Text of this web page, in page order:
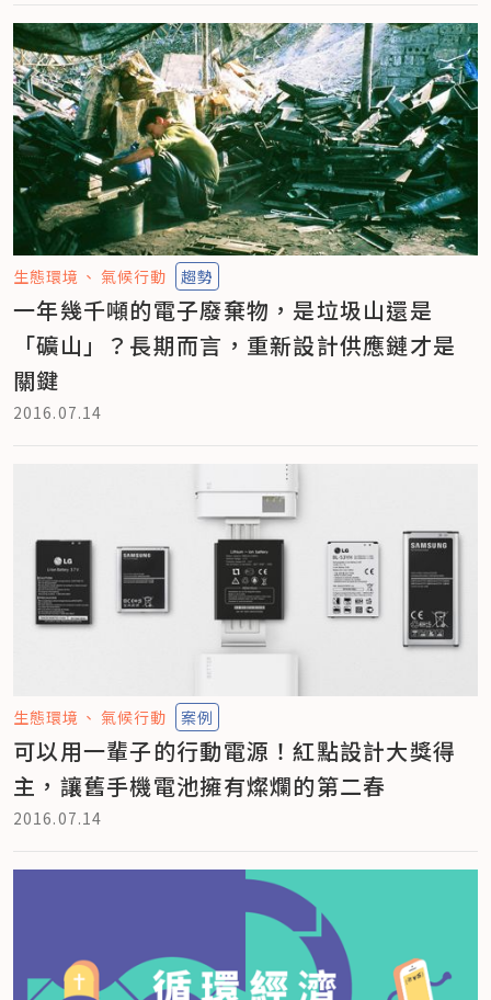
生態環境 氣候行動 趨勢
一年幾千噸的電子廢棄物，是垃圾山還是
「礦山」？長期而言，重新設計供應鏈才是
關鍵
2016.07.14
生態環境 氣候行動 案例
可以用一輩子的行動電源！紅點設計大獎得
主，讓舊手機電池擁有燦爛的第二春
2016.07.14